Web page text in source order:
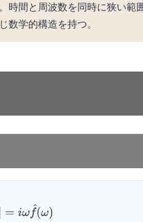
時間と周波数を同時に狭い範
数学的構造を持つ。
=iωf^( ω)